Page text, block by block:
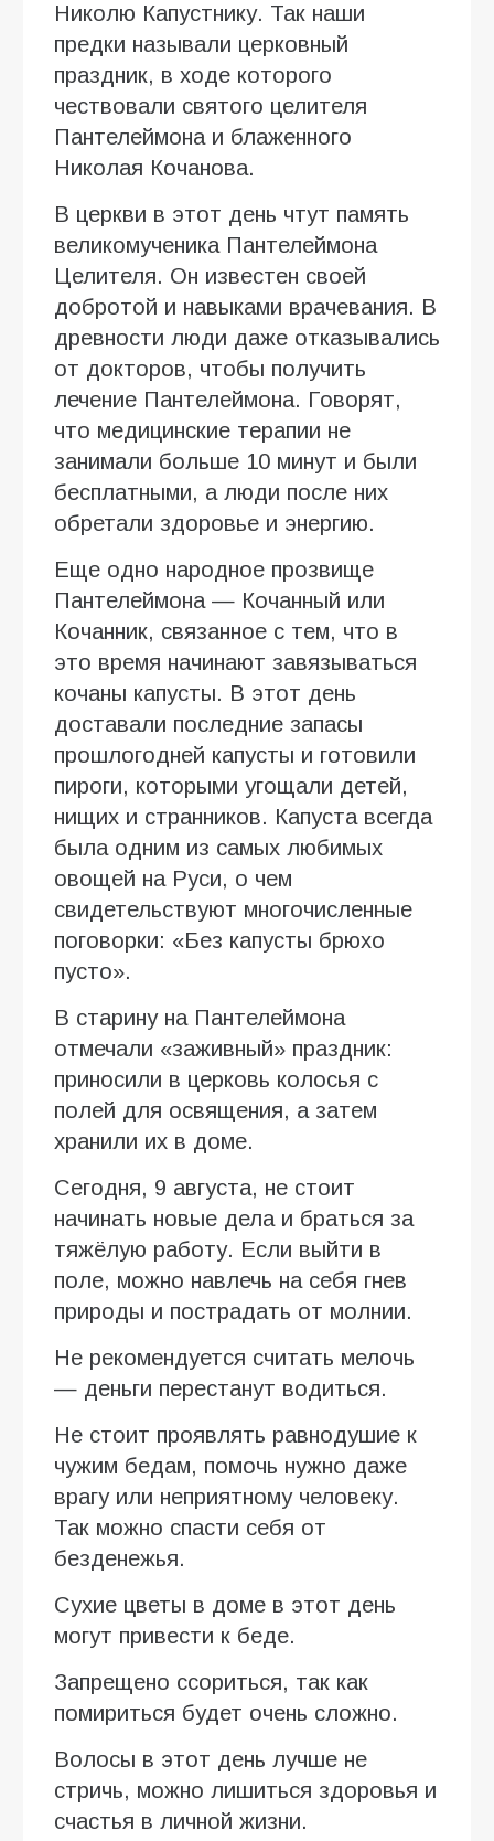
Николю Капустнику. Так наши
предки называли церковный
праздник, в ходе которого
чествовали святого целителя
Пантелеймона и блаженного
Николая Кочанова.
В церкви в этот день чтут память
великомученика Пантелеймона
Целителя. Он известен своей
добротой и навыками врачевания. В
древности люди даже отказывались
от докторов, чтобы получить
лечение Пантелеймона. Говорят,
что медицинские терапии не
занимали больше 10 минут и были
бесплатными, а люди после них
обретали здоровье и энергию.
Еще одно народное прозвище
Пантелеймона — Кочанный или
Кочанник, связанное с тем, что в
это время начинают завязываться
кочаны капусты. В этот день
доставали последние запасы
прошлогодней капусты и готовили
пироги, которыми угощали детей,
нищих и странников. Капуста всегда
была одним из самых любимых
овощей на Руси, о чем
свидетельствуют многочисленные
поговорки: «Без капусты брюхо
пусто».
В старину на Пантелеймона
отмечали «заживный» праздник:
приносили в церковь колосья с
полей для освящения, а затем
хранили их в доме.
Сегодня, 9 августа, не стоит
начинать новые дела и браться за
тяжёлую работу. Если выйти в
поле, можно навлечь на себя гнев
природы и пострадать от молнии.
Не рекомендуется считать мелочь
— деньги перестанут водиться.
Не стоит проявлять равнодушие к
чужим бедам, помочь нужно даже
врагу или неприятному человеку.
Так можно спасти себя от
безденежья.
Сухие цветы в доме в этот день
могут привести к беде.
Запрещено ссориться, так как
помириться будет очень сложно.
Волосы в этот день лучше не
стричь, можно лишиться здоровья и
счастья в личной жизни.